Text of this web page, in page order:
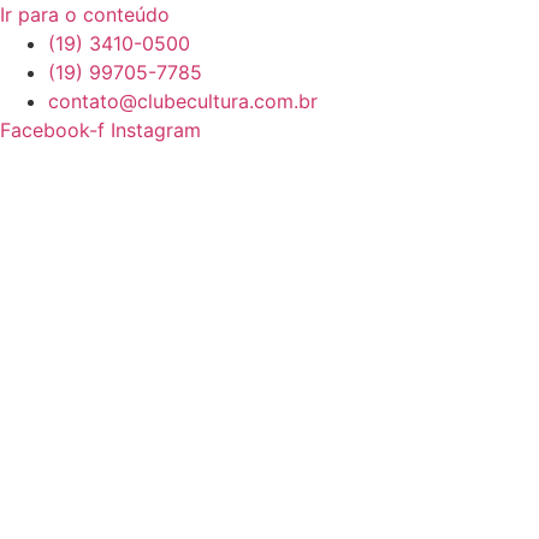
Ir para o conteúdo
(19) 3410-0500
(19) 99705-7785
contato@clubecultura.com.br
Facebook-f Instagram